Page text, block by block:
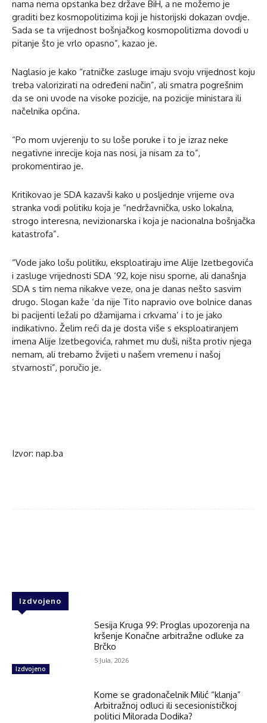
nama nema opstanka bez države BiH, a ne možemo je
graditi bez kosmopolitizima koji je historijski dokazan ovdje.
Sada se ta vrijednost bošnjačkog kosmopolitizma dovodi u
pitanje što je vrlo opasno”, kazao je.
Naglasio je kako “ratničke zasluge imaju svoju vrijednost koju
treba valorizirati na određeni način”, ali smatra pogrešnim
da se oni uvode na visoke pozicije, na pozicije ministara ili
načelnika općina.
“Po mom uvjerenju to su loše poruke i to je izraz neke
negativne inrecije koja nas nosi, ja nisam za to”,
prokomentirao je.
Kritikovao je SDA kazavši kako u posljednje vrijeme ova
stranka vodi politiku koja je “nedržavnička, usko lokalna,
strogo interesna, nevizionarska i koja je nacionalna bošnjačka
katastrofa”.
“Vode jako lošu politiku, eksploatiraju ime Alije Izetbegovića
i zasluge vrijednosti SDA ‘92, koje nisu sporne, ali današnja
SDA s tim nema nikakve veze, ona je danas nešto sasvim
drugo. Slogan kaže ‘da nije Tito napravio ove bolnice danas
bi pacijenti ležali po džamijama i crkvama’ i to je jako
indikativno. Želim reći da je dosta više s eksploatiranjem
imena Alije Izetbegovića, rahmet mu duši, ništa protiv njega
nemam, ali trebamo žvijeti u našem vremenu i našoj
stvarnosti”, poručio je.
Izvor: nap.ba
Izdvojeno
Izdvojeno
Sesija Kruga 99: Proglas upozorenja na
kršenje Konačne arbitražne odluke za
Brčko
5 Jula, 2026
Kome se gradonačelnik Milić “klanja”
Arbitražnoj odluci ili secesionističkoj
politici Milorada Dodika?